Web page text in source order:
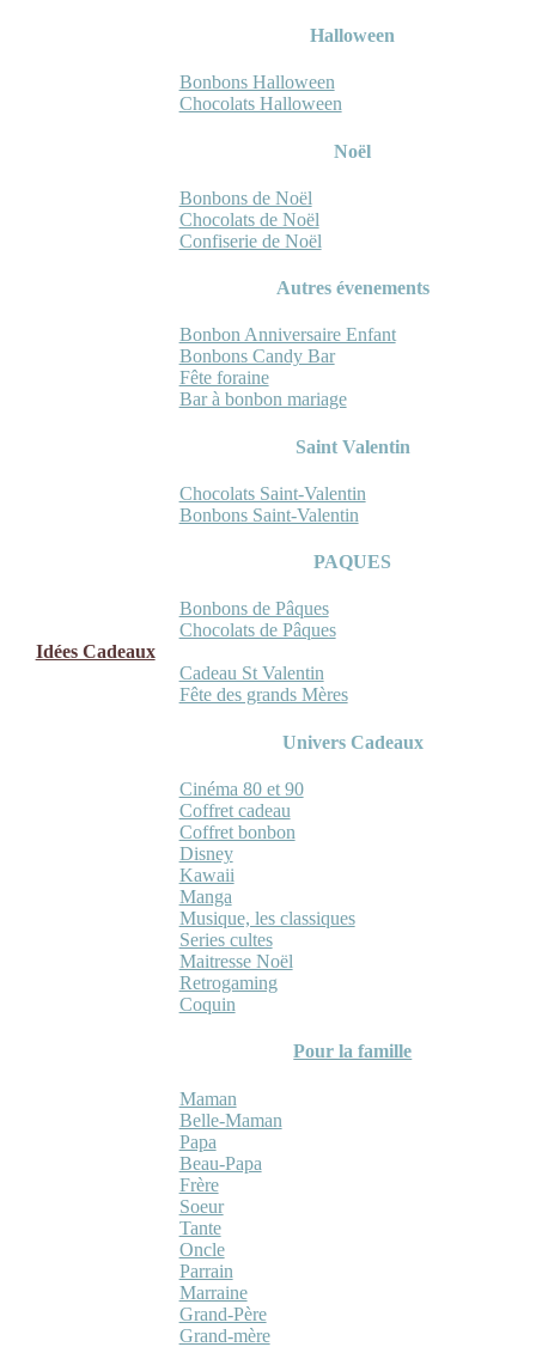
Halloween
Bonbons Halloween
Chocolats Halloween
Noël
Bonbons de Noël
Chocolats de Noël
Confiserie de Noël
Autres évenements
Bonbon Anniversaire Enfant
Bonbons Candy Bar
Fête foraine
Bar à bonbon mariage
Saint Valentin
Chocolats Saint-Valentin
Bonbons Saint-Valentin
PAQUES
Bonbons de Pâques
Chocolats de Pâques
Idées Cadeaux
Cadeau St Valentin
Fête des grands Mères
Univers Cadeaux
Cinéma 80 et 90
Coffret cadeau
Coffret bonbon
Disney
Kawaii
Manga
Musique, les classiques
Series cultes
Maitresse Noël
Retrogaming
Coquin
Pour la famille
Maman
Belle-Maman
Papa
Beau-Papa
Frère
Soeur
Tante
Oncle
Parrain
Marraine
Grand-Père
Grand-mère